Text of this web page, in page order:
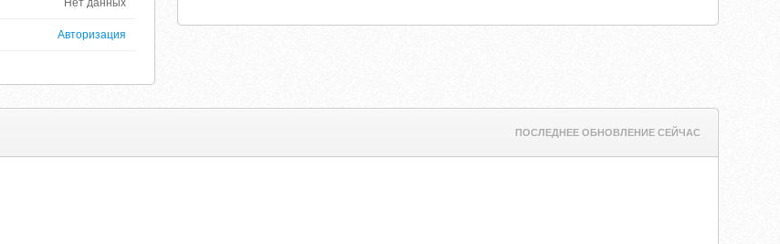
Нет данных
Авторизация
ПОСЛЕДНЕЕ ОБНОВЛЕНИЕ СЕЙЧАС